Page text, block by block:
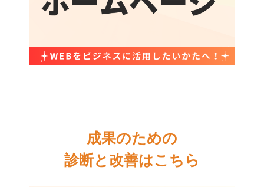
成果のための
診断と改善はこちら